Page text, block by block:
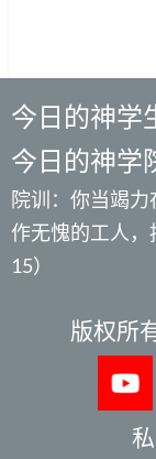
今日的神学
今日的神学
院训：你当竭力
作无愧的工人，
15）
版权所